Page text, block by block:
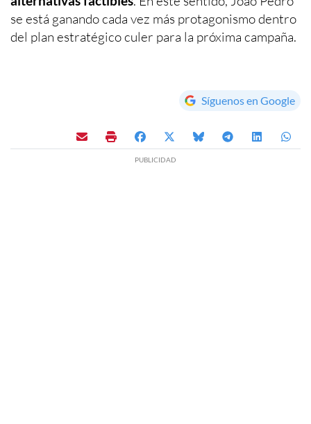
se está ganando cada vez más protagonismo dentro
del plan estratégico culer para la próxima campaña.
Síguenos en Google